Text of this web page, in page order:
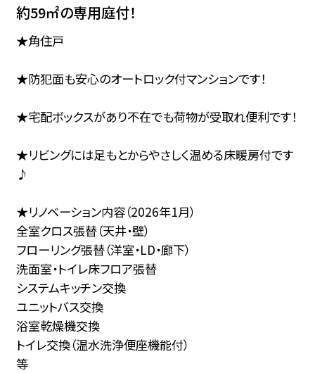
約59㎡の専用庭付！
★角住戸
★防犯面も安心のオートロック付マンションです！
★宅配ボックスがあり不在でも荷物が受取れ便利です！
★リビングには足もとからやさしく温める床暖房付です
♪
★リノベーション内容（2026年1月）
全室クロス張替（天井・壁）
フローリング張替（洋室・LD・廊下）
洗面室・トイレ床フロア張替
システムキッチン交換
ユニットバス交換
浴室乾燥機交換
トイレ交換（温水洗浄便座機能付）
等